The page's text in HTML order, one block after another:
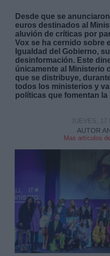
Desde que se
euros destinados al
aluvión de críticas por
Vox se ha cernido sobre
Igualdad del Gobierno,
desinformación. Este
únicamente al Ministerio
que se distribuye,
todos los ministerios y
políticas que fomentan la
AUTOR
Mas artículos
JUEVES, 17
Derechos:
link
Información adicional